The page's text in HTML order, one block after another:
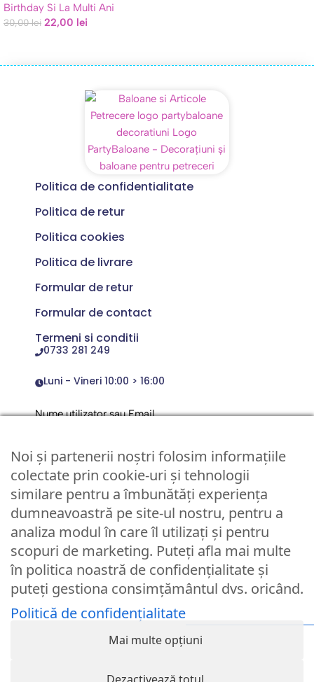
Birthday Si La Multi Ani
30,00lei 22,00 lei
Politica de confidentialitate
Politica de retur
Politica cookies
Politica de livrare
Formular de retur
Formular de contact
Termeni si conditii
0733 281 249
Luni - Vineri 10:00 > 16:00
Nume utilizator sau Email
Parola
Remember Me
Logare
Lost your password?
© Partybaloane.ro - Toate drepturile rezervate. ™
Noi și partenerii noștri folosim informațiile
colectate prin cookie-uri și tehnologii
similare pentru a îmbunătăți experiența
dumneavoastră pe site-ul nostru, pentru a
analiza modul în care îl utilizați și pentru
scopuri de marketing. Puteți afla mai multe
în politica noastră de confidențialitate și
puteți gestiona consimțământul dvs. oricând.
Politică de confidențialitate
Mai multe opțiuni